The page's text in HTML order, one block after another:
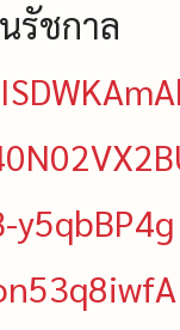
รัชกาล